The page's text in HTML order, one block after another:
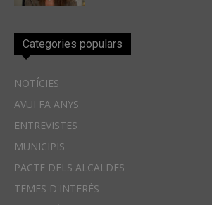
Categories populars
NOTÍCIES
AVUI FA ANYS
ENTREVISTES
MUNICIPIS
PACTE DELS ALCALDES
TEMES D'INTERÈS